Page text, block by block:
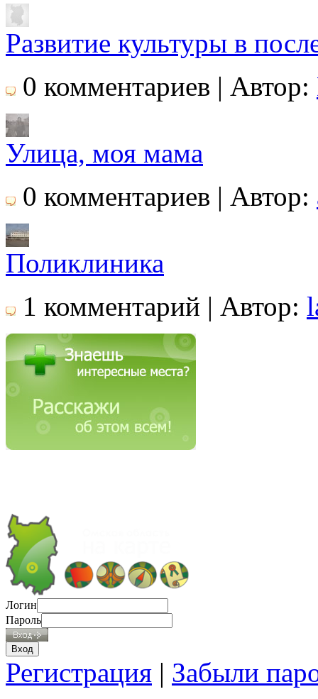
Развитие культуры в
0 комментариев | Автор:
Улица, моя мама
0 комментариев | Автор:
Поликлиника
1 комментарий | Автор:
Логин
Пароль
Регистрация | Забыли